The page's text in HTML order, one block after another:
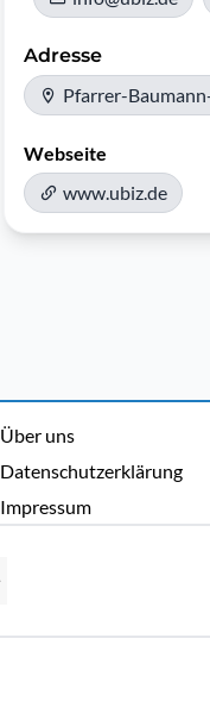
Adresse
Pfarrer-
Webseite
www.ubiz.de
Über uns
Datenschutzerklärung
Impressum